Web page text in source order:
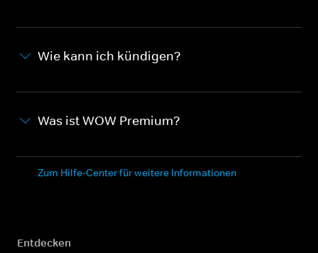
Wie kann ich kündigen?
Was ist WOW Premium?
Zum Hilfe-Center für weitere Informationen
Entdecken